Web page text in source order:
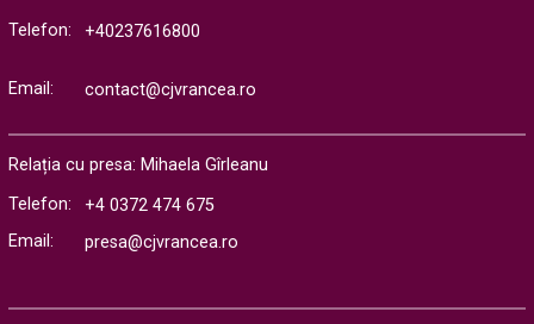
Telefon: +40237616800
Email: contact@cjvrancea.ro
Relația cu presa: Mihaela Gîrleanu
Telefon:
+4 0372 474 675
Email:
presa@cjvrancea.ro